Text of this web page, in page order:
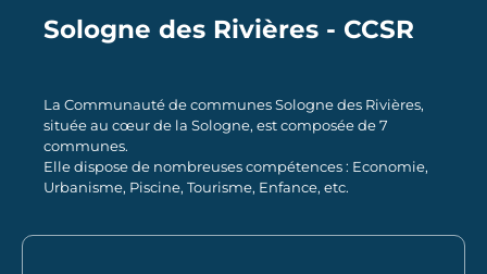
Sologne des Rivières - CCSR
La Communauté de communes Sologne des Rivières,
située au cœur de la Sologne, est composée de 7
communes.
Elle dispose de nombreuses compétences : Economie,
Urbanisme, Piscine, Tourisme, Enfance, etc.